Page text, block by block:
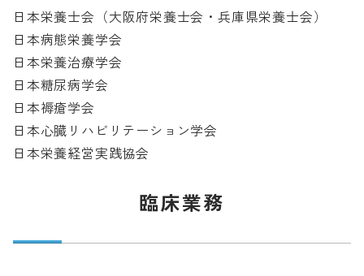
日本栄養士会（大阪府栄養士会・兵庫県栄養士会）
日本病態栄養学会
日本栄養治療学会
日本糖尿病学会
日本褥瘡学会
日本心臓リハビリテーション学会
日本栄養経営実践協会
臨床業務